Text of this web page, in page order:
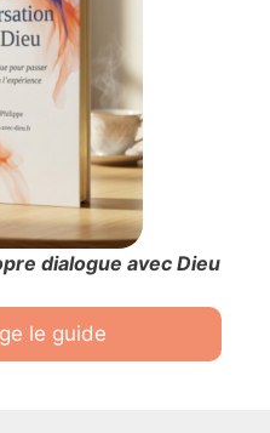
dialogue avec Dieu
le guide